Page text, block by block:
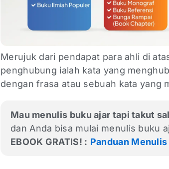
Merujuk dari pendapat para ahli di
penghubung ialah kata yang
dengan frasa atau sebuah kata yang
Mau menulis buku ajar tapi takut
dan Anda bisa mulai menulis buku
EBOOK GRATIS! : Panduan